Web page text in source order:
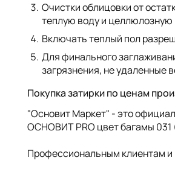
Очистки облицовки от
теплую воду и целлюлозную
Включать теплый пол
Для финального
загрязнения, не удаленные
Покупка затирки по ценам
"Основит Маркет" - это
ОСНОВИТ PRO цвет багамы 031
Профессиональным клиентам